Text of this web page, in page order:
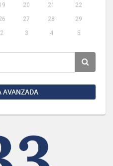
20 21
22
27 28
29
2 3 4 5
AVANZADA